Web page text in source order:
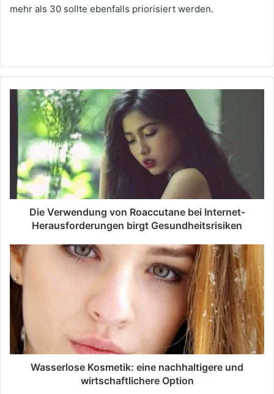
mehr als 30 sollte ebenfalls priorisiert werden.
Die Verwendung von Roaccutane bei Internet-
Herausforderungen birgt Gesundheitsrisiken
Wasserlose Kosmetik: eine nachhaltigere und
wirtschaftlichere Option